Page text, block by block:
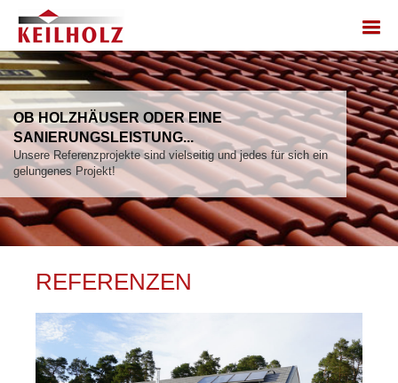
OB HOLZHÄUSER ODER EINE
SANIERUNGSLEISTUNG...
Unsere Referenzprojekte sind vielseitig und jedes für sich ein
gelungenes Projekt!
REFERENZEN